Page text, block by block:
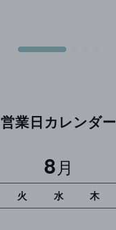
営業日カレンダー
8月
火 水 木